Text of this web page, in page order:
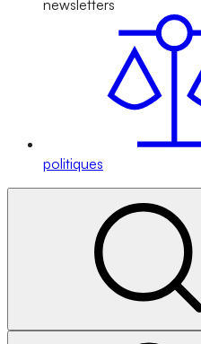
newsletters
politiques